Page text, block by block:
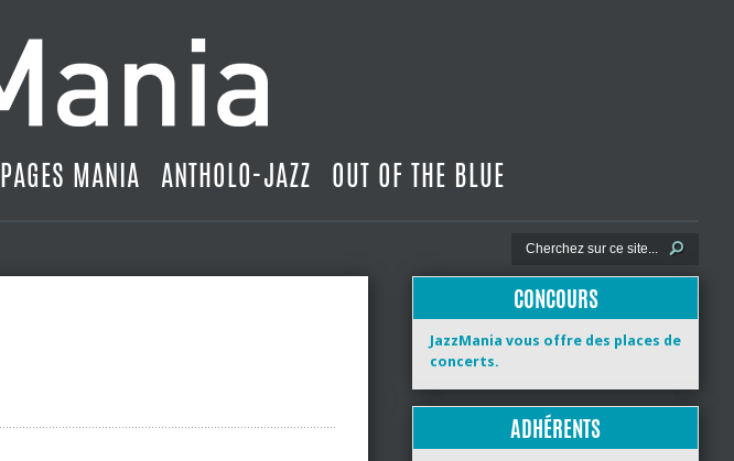
PAGES MANIA ANTHOLO-JAZZ OUT OF THE BLUE
CONCOURS
JazzMania vous offre des places de
concerts.
ADHÉRENTS